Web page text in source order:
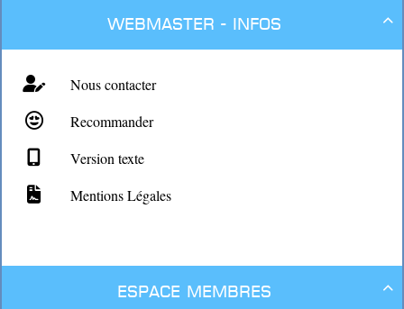

Webmaster - Infos
Nous contacter
Recommander
Version texte
Mentions Légales

Espace membres